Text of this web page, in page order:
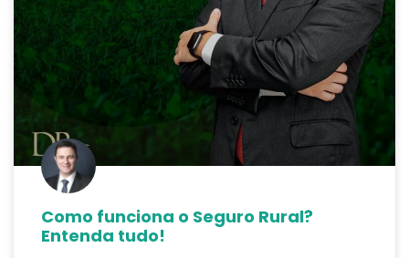
Como funciona o Seguro Rural?
Entenda tudo!